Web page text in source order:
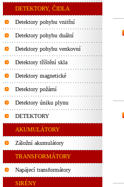
DETEKTORY, ČIDLA
Detektory pohybu vnitřní
Detektory pohybu duální
Detektory pohybu venkovní
Detektory tříštění skla
Detektory magnetické
Detektory požární
Detektory úniku plynu
DETEKTORY
AKUMULÁTORY
Záložní akumulátory
TRANSFORMÁTORY
Napájecí transformátory
SIRÉNY